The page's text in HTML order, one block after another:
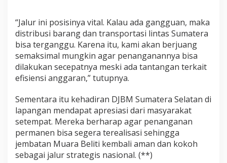
“Jalur ini posisinya vital. Kalau ada gangguan, maka
distribusi barang dan transportasi lintas Sumatera
bisa terganggu. Karena itu, kami akan berjuang
semaksimal mungkin agar penanganannya bisa
dilakukan secepatnya meski ada tantangan terkait
efisiensi anggaran,” tutupnya.
Sementara itu kehadiran DJBM Sumatera Selatan di
lapangan mendapat apresiasi dari masyarakat
setempat. Mereka berharap agar penanganan
permanen bisa segera terealisasi sehingga
jembatan Muara Beliti kembali aman dan kokoh
sebagai jalur strategis nasional. (**)